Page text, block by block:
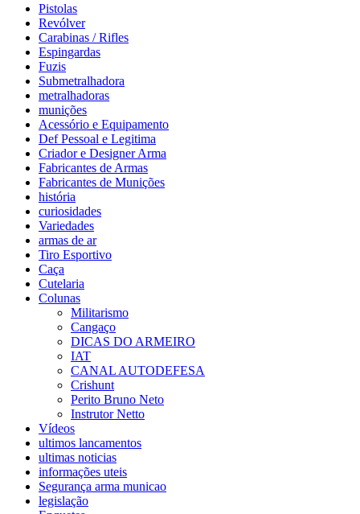
Pistolas
Revólver
Carabinas / Rifles
Espingardas
Fuzis
Submetralhadora
metralhadoras
munições
Acessório e Equipamento
Def Pessoal e Legitima
Criador e Designer Arma
Fabricantes de Armas
Fabricantes de Munições
história
curiosidades
Variedades
armas de ar
Tiro Esportivo
Caça
Cutelaria
Colunas
Militarismo
Cangaço
DICAS DO ARMEIRO
IAT
CANAL AUTODEFESA
Crishunt
Perito Bruno Neto
Instrutor Netto
Vídeos
ultimos lancamentos
ultimas noticias
informações uteis
Segurança arma municao
legislação